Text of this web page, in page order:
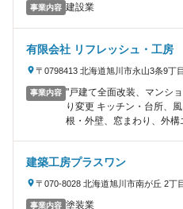
事業内容 建設業
有限会社 リフレッシュ・工房
〒0798413 北海道旭川市永山3条9丁
事業内容 "戸建て全面改装、マンシ
り変更 キッチン・台所、
根・外壁、窓まわり、外構
建築工房プラスワン
〒070-8028 北海道旭川市南が丘 2丁
事業内容 塗装業